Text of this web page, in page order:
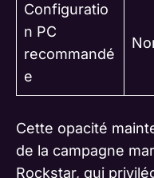
Configuratio
n PC
recommandé
e
Cette opacité
de la campagne
Rockstar, qui